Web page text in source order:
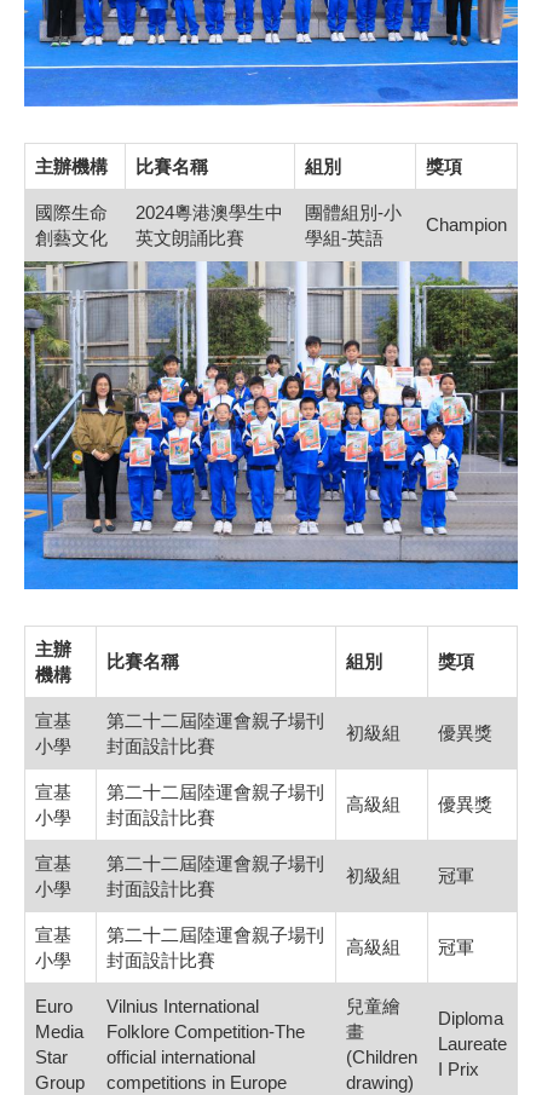
主辦機構 比賽名稱 組別 獎項
國際生命
創藝文化
2024粵港澳學生中
英文朗誦比賽
團體組別-小
學組-英語
Champion
主辦
機構
比賽名稱 組別 獎項
宣基
小學
第二十二屆陸運會親子場刊
封面設計比賽
初級組 優異獎
宣基
小學
第二十二屆陸運會親子場刊
封面設計比賽
高級組 優異獎
宣基
小學
第二十二屆陸運會親子場刊
封面設計比賽
初級組 冠軍
宣基
小學
第二十二屆陸運會親子場刊
封面設計比賽
高級組 冠軍
Euro
Media
Star
Group
Vilnius International
Folklore Competition-The
official international
competitions in Europe
兒童繪
畫
(Children
drawing)
Diploma
Laureate
I Prix